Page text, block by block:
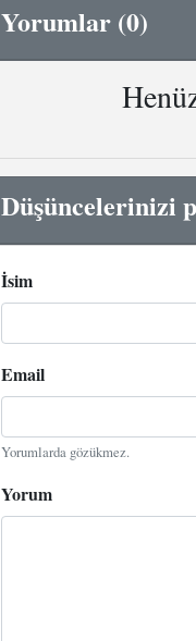
Yorumlar (0)
Düşüncelerinizi
İsim
Email
Yorumlarda gözükmez.
Yorum